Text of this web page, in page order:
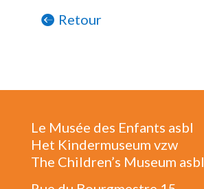
Retour
Le Musée des Enfants asbl
Het Kindermuseum vzw
The Children’s Museum asbl